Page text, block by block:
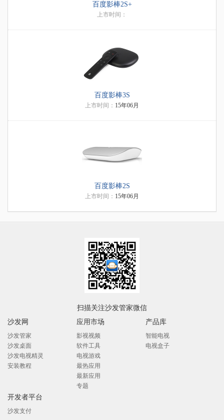
百度影棒2S+
上市时间：
百度影棒3S
上市时间： 15年06月
百度影棒2S
上市时间： 15年06月
扫描关注沙发管家微信
沙发网
沙发管家
沙发桌面
沙发电视精灵
安装教程
应用市场
影视视频
软件工具
电视游戏
最热应用
最新应用
专题
产品库
智能电视
电视盒子
开发者平台
沙发支付